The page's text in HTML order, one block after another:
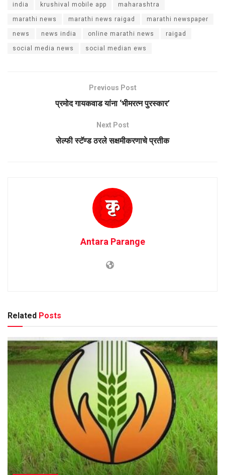
india krushival mobile app maharashtra
marathi news marathi news raigad marathi newspaper
news news india online marathi news raigad
social media news social median ews
Previous Post
प्रमोद गायकवाड यांना ‘भीमरत्न पुरस्कार’
Next Post
सेल्फी स्टॅण्ड ठरले सक्षमीकरणाचे प्रतीक
Antara Parange
Related Posts